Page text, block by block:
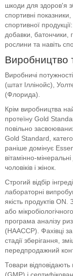
шкоди для здоров'я
спортивні
спортивної
добавки, батончики,
рослини та навіть
Виробництво
Виробничі
(штат Іллінойс),
(Флорида).
Крім виробництва
протеїну Gold
повільно
Gold Standard,
раніше домінує
вітамінно-
чоловіків і жінок.
Строгий відбір
лабораторні
якість продуктів
або
програма аналізу
(HAACCP). Фахівці
стадії зберігання,
передпродажний
Товари